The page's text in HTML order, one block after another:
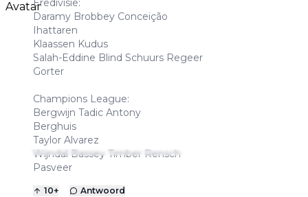
Daramy Brobbey Conceição
Ihattaren
Klaassen Kudus
Salah-Eddine Blind Schuurs Regeer
Gorter
Champions League:
Bergwijn Tadic Antony
Berghuis
Taylor Alvarez
Wijndal Bassey Timber Rensch
Pasveer
10+ Antwoord